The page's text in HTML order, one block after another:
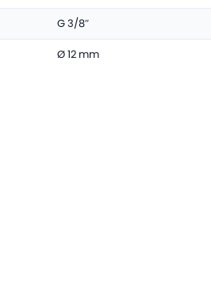
G 3/8″
Ø 12 mm